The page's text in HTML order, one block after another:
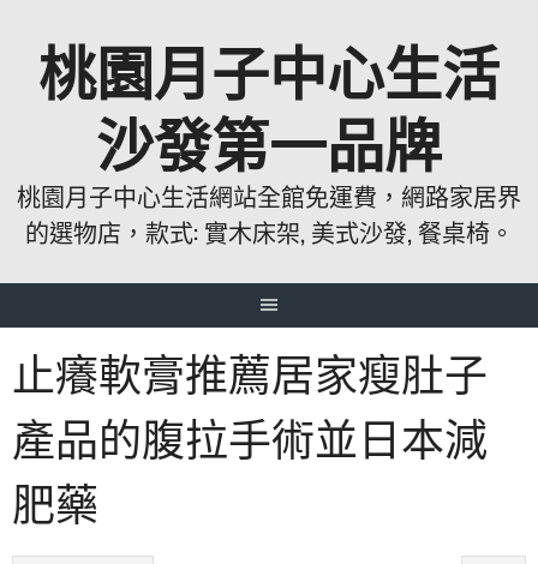
桃園月子中心生活
沙發第一品牌
桃園月子中心生活網站全館免運費，網路家居界
的選物店，款式: 實木床架, 美式沙發, 餐桌椅。
止癢軟膏推薦居家瘦肚子
產品的腹拉手術並日本減
肥藥